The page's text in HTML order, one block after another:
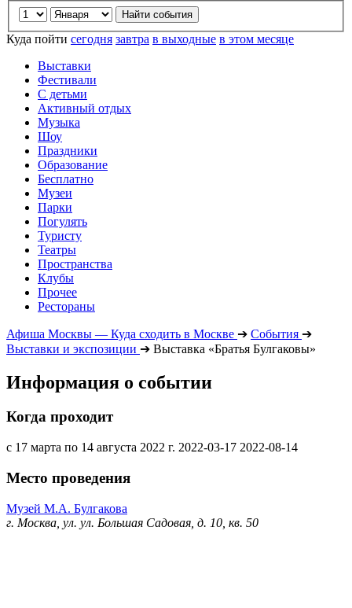
Куда пойти сегодня завтра в выходные в этом месяце
Выставки
Фестивали
С детьми
Активный отдых
Музыка
Шоу
Праздники
Образование
Бесплатно
Музеи
Парки
Погулять
Туристу
Театры
Пространства
Клубы
Прочее
Рестораны
Афиша Москвы — Куда сходить в Москве ➔ События ➔
Выставки и экспозиции ➔ Выставка «Братья Булгаковы»
Информация о событии
Когда проходит
с 17 марта по 14 августа 2022 г. 2022-03-17 2022-08-14
Место проведения
Музей М.А. Булгакова
г. Москва, ул. ул. Большая Садовая, д. 10, кв. 50